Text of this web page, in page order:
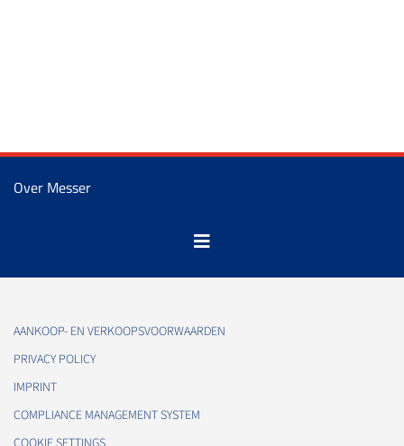
Over Messer
AANKOOP- EN VERKOOPSVOORWAARDEN
PRIVACY POLICY
IMPRINT
COMPLIANCE MANAGEMENT SYSTEM